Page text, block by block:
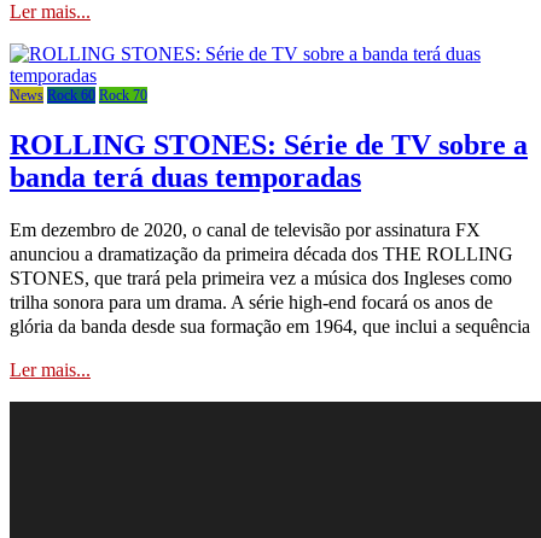
Ler mais...
News Rock 60 Rock 70
ROLLING STONES: Série de TV sobre a
banda terá duas temporadas
Em dezembro de 2020, o canal de televisão por assinatura FX
anunciou a dramatização da primeira década dos THE ROLLING
STONES, que trará pela primeira vez a música dos Ingleses como
trilha sonora para um drama. A série high-end focará os anos de
glória da banda desde sua formação em 1964, que inclui a sequência
Ler mais...